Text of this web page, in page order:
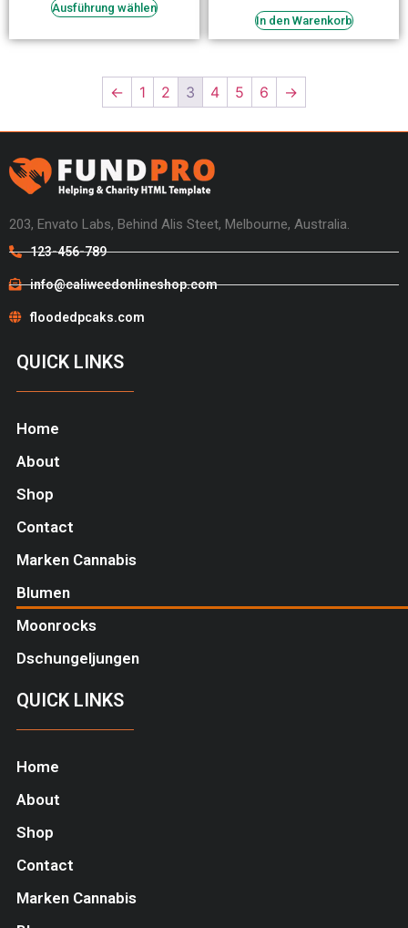
Ausführung wählen
In den Warenkorb
← 1 2 3 4 5 6 →
203, Envato Labs, Behind Alis Steet, Melbourne, Australia.
123-456-789
info@caliweedonlineshop.com
floodedpcaks.com
QUICK LINKS
Home
About
Shop
Contact
Marken Cannabis
Blumen
Moonrocks
Dschungeljungen
QUICK LINKS
Home
About
Shop
Contact
Marken Cannabis